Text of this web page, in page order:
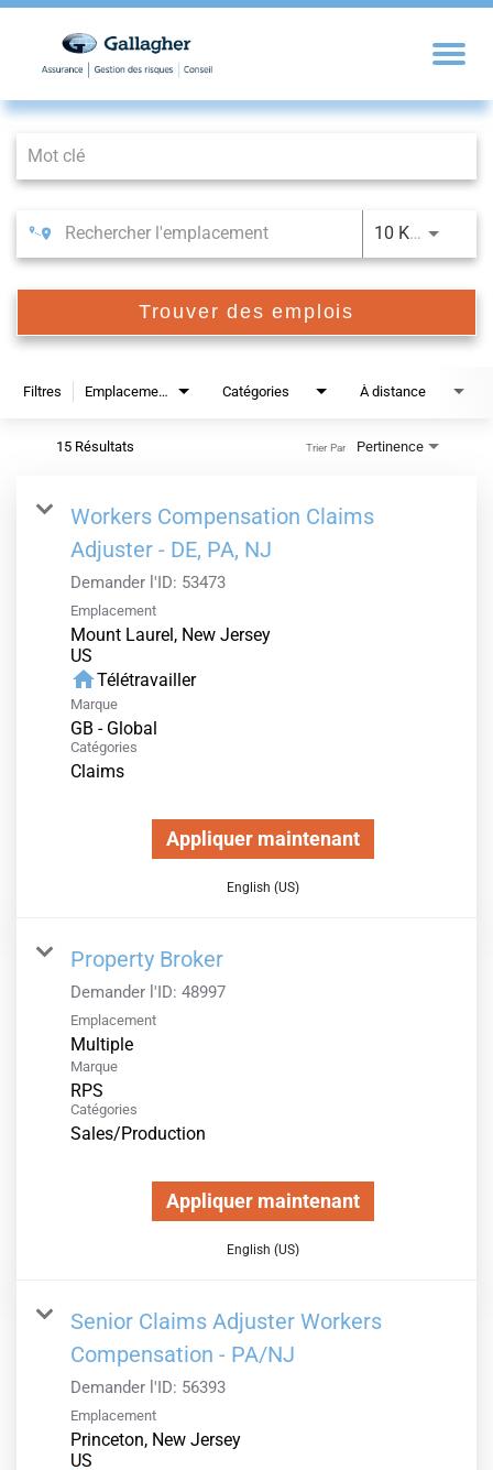
Job Search Page
10 KM
Trouver des emplois
Filtres Emplacements Catégories À distance
15 Résultats Pertinence
Trier Par
Workers Compensation Claims
Adjuster - DE, PA, NJ
Demander l'ID: 53473
Emplacement
Mount Laurel, New Jersey
homeTélétravailler
Marque
GB - Global
Catégories
Claims
Appliquer maintenant
English (US)
Property Broker
Demander l'ID: 48997
Emplacement
Multiple
Marque
RPS
Catégories
Sales/Production
Appliquer maintenant
English (US)
Senior Claims Adjuster Workers
Compensation - PA/NJ
Demander l'ID: 56393
Emplacement
Princeton, New Jersey